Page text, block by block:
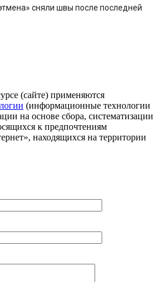
сняли швы после последней
(сайте) применяются
(информационные технологии
на основе сбора, систематизации
к предпочтениям
находящихся на территории